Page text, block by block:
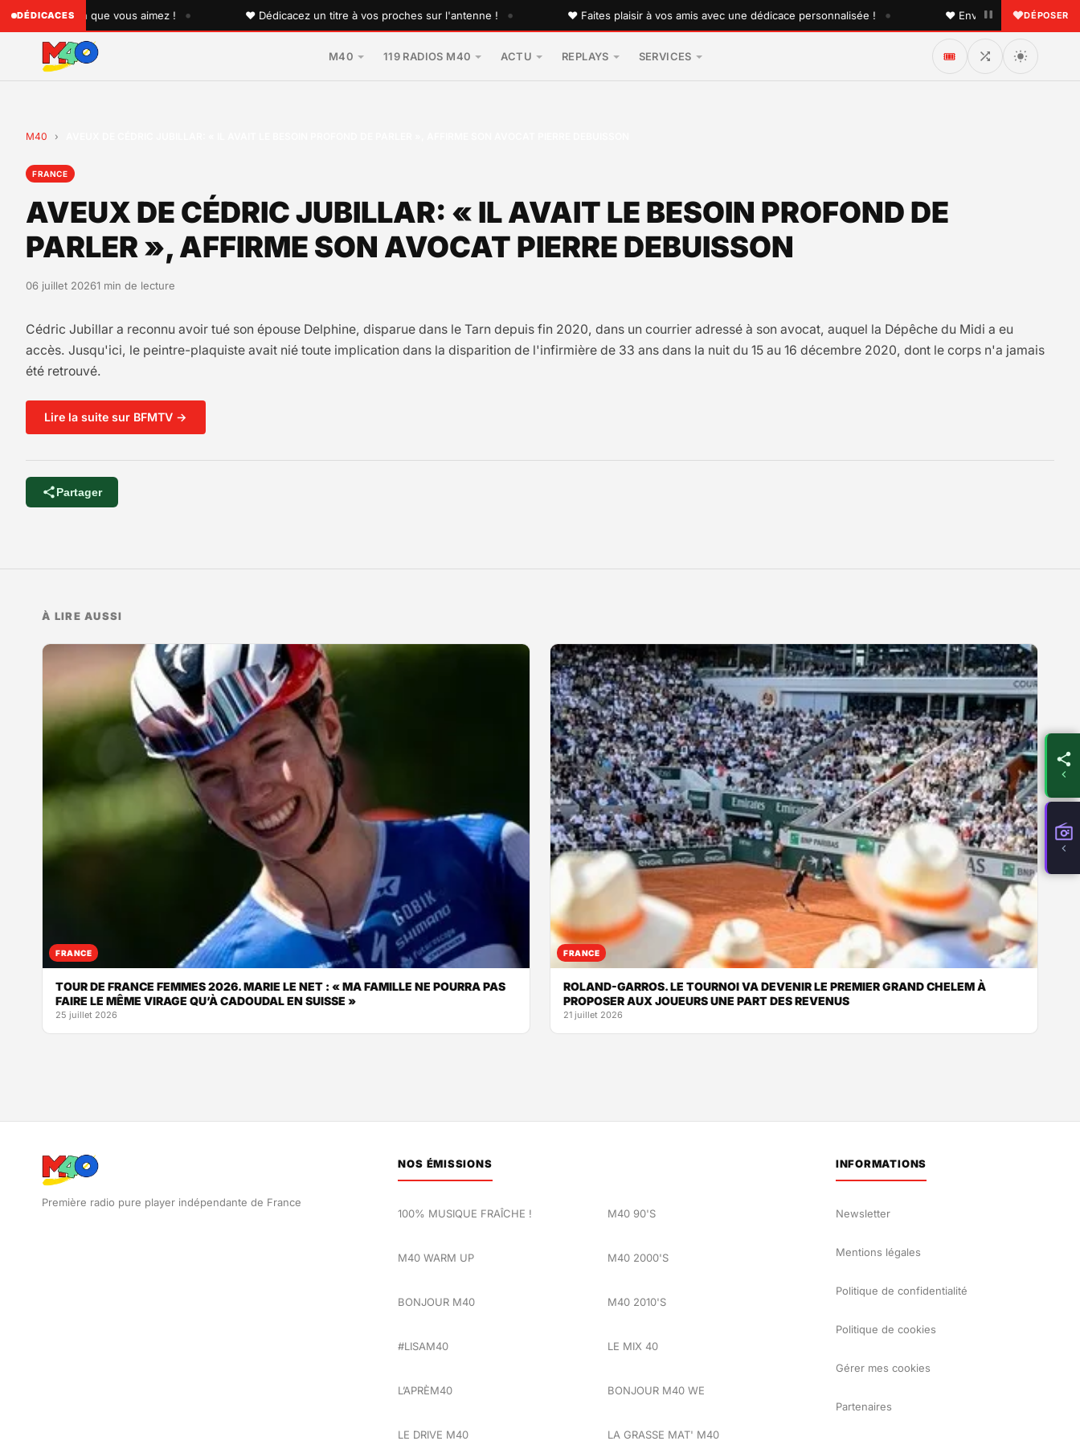
DÉDICACES
quelqu'un que vous aimez ! • ♥ Dédicacez un titre à vos proches sur l'antenne ! • ♥ Faites plaisir à vos amis avec une dédicace personnalisée ! • ♥ Envoyez une dédicace à
DÉPOSER
M40 119 RADIOS M40 ACTU REPLAYS SERVICES 🎟️
M40 ›
FRANCE
AVEUX DE CÉDRIC JUBILLAR: « IL AVAIT LE BESOIN PROFOND DE
PARLER », AFFIRME SON AVOCAT PIERRE DEBUISSON
06 juillet 20261 min de lecture
Cédric Jubillar a reconnu avoir tué son épouse Delphine, disparue dans le Tarn depuis fin 2020, dans un courrier adressé à son avocat, auquel la Dépêche du Midi a eu
accès. Jusqu'ici, le peintre-plaquiste avait nié toute implication dans la disparition de l'infirmière de 33 ans dans la nuit du 15 au 16 décembre 2020, dont le corps n'a jamais
été retrouvé.
Lire la suite sur BFMTV →
Partager
À LIRE AUSSI
FRANCE
TOUR DE FRANCE FEMMES 2026. MARIE LE NET : « MA FAMILLE NE POURRA PAS
FAIRE LE MÊME VIRAGE QU’À CADOUDAL EN SUISSE »
25 juillet 2026
FRANCE
ROLAND-GARROS. LE TOURNOI VA DEVENIR LE PREMIER GRAND CHELEM À
PROPOSER AUX JOUEURS UNE PART DES REVENUS
21 juillet 2026
Première radio pure player indépendante de France
NOS ÉMISSIONS
100% MUSIQUE FRAÎCHE !
M40 WARM UP
BONJOUR M40
#LISAM40
L’APRÈM40
LE DRIVE M40
M40 90'S
M40 2000'S
M40 2010'S
LE MIX 40
BONJOUR M40 WE
LA GRASSE MAT' M40
INFORMATIONS
Newsletter
Mentions légales
Politique de confidentialité
Politique de cookies
Gérer mes cookies
Partenaires